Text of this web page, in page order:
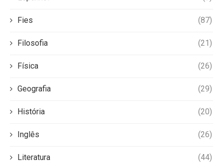
Fies (87)
Filosofia (21)
Física (26)
Geografia (29)
História (20)
Inglês (26)
Literatura (44)